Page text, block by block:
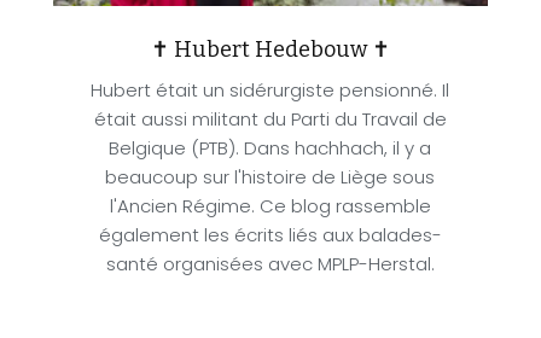
✝ Hubert Hedebouw ✝
Hubert était un sidérurgiste pensionné. Il
était aussi militant du Parti du Travail de
Belgique (PTB). Dans hachhach, il y a
beaucoup sur l'histoire de Liège sous
l'Ancien Régime. Ce blog rassemble
également les écrits liés aux balades-
santé organisées avec MPLP-Herstal.